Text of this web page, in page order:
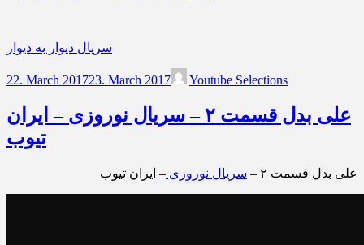
سریال دیوار به دیوار
22. March 201723. March 2017 Youtube Selections
علی بدل قسمت ۲ – سریال نوروزی – ایران
تیوب
علی بدل قسمت ۲ – سریال نوروزی – ایران تیوب